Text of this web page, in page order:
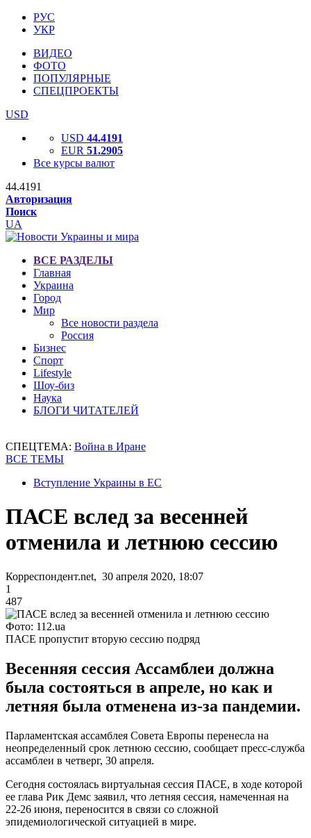
РУС
УКР
ВИДЕО
ФОТО
ПОПУЛЯРНЫЕ
СПЕЦПРОЕКТЫ
USD
USD 44.4191
EUR 51.2905
Все курсы валют
44.4191
Авторизация
Поиск
UA
ВСЕ РАЗДЕЛЫ
Главная
Украина
Город
Мир
Все новости раздела
Россия
Бизнес
Спорт
Lifestyle
Шоу-биз
Наука
БЛОГИ ЧИТАТЕЛЕЙ
СПЕЦТЕМА: Война в Иране
ВСЕ ТЕМЫ
Вступление Украины в ЕС
ПАСЕ вслед за весенней
отменила и летнюю сессию
Корреспондент.net, 30 апреля 2020, 18:07
1
487
Фото: 112.ua
ПАСЕ пропустит вторую сессию подряд
Весенняя сессия Ассамблеи должна
была состояться в апреле, но как и
летняя была отменена из-за пандемии.
Парламентская ассамблея Совета Европы перенесла на
неопределенный срок летнюю сессию, сообщает пресс-служба
ассамблеи в четверг, 30 апреля.
Сегодня состоялась виртуальная сессия ПАСЕ, в ходе которой
ее глава Рик Демс заявил, что летняя сессия, намеченная на
22-26 июня, переносится в связи со сложной
эпидемиологической ситуацией в мире.